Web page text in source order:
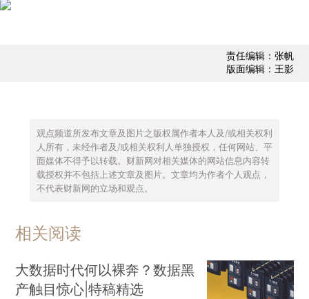
责任编辑：张帆
版面编辑：王影
观点频道所发布文章及图片之版权属作者本人及/或相关权利
人所有，未经作者及/或相关权利人单独授权，任何网站、平
面媒体不得予以转载。财新网对相关媒体的网站信息内容转
载授权并不包括上述文章及图片。文章均为作者个人观点，
不代表财新网的立场和观点。
相关阅读
大数据时代何以裸奔？数据黑
产触目惊心|特稿精选